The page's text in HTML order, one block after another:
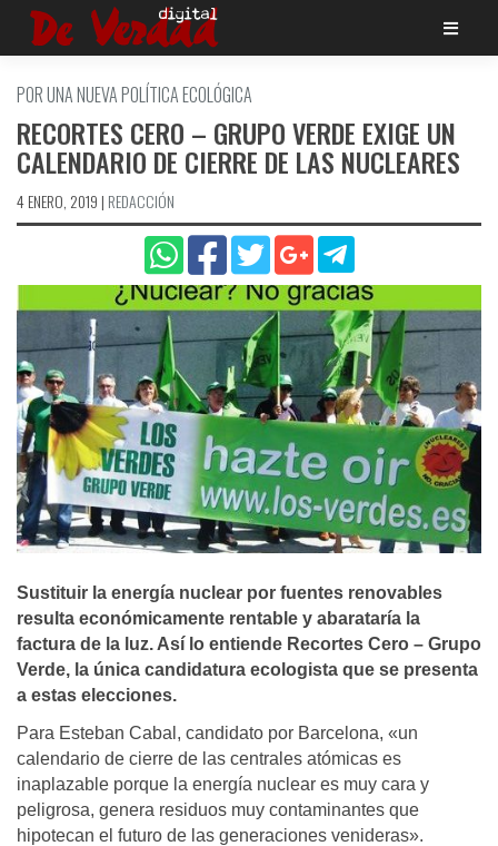
Saltar
POR UNA NUEVA POLÍ­TICA ECOLÓGICA
RECORTES CERO – GRUPO VERDE EXIGE UN
CALENDARIO DE CIERRE DE LAS NUCLEARES
4 ENERO, 2019 | REDACCIÓN
Sustituir la energí­a nuclear por fuentes renovables
resulta económicamente rentable y abaratarí­a la
factura de la luz. Así­ lo entiende Recortes Cero – Grupo
Verde, la única candidatura ecologista que se presenta
a estas elecciones.
Para Esteban Cabal, candidato por Barcelona, «un
calendario de cierre de las centrales atómicas es
inaplazable porque la energía nuclear es muy cara y
peligrosa, genera residuos muy contaminantes que
hipotecan el futuro de las generaciones venideras».